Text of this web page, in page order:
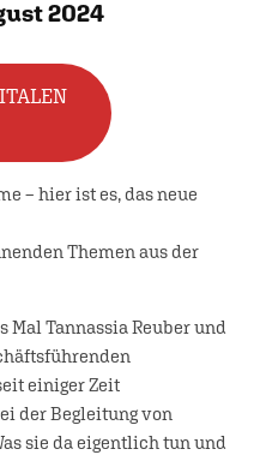
2024
– hier ist es, das neue
Themen aus der
Mal Tannassia Reuber und
einiger Zeit
der Begleitung von
sie da eigentlich tun und